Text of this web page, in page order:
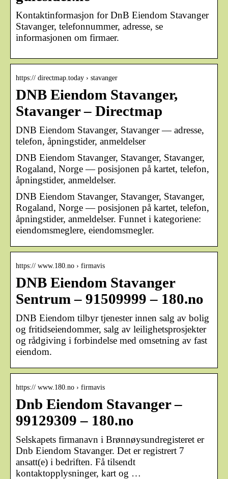
Kontaktinformasjon for DnB Eiendom Stavanger
Stavanger, telefonnummer, adresse, se
informasjonen om firmaer.
https:// directmap.today › stavanger
DNB Eiendom Stavanger,
Stavanger – Directmap
DNB Eiendom Stavanger, Stavanger — adresse,
telefon, åpningstider, anmeldelser
DNB Eiendom Stavanger, Stavanger, Stavanger,
Rogaland, Norge — posisjonen på kartet, telefon,
åpningstider, anmeldelser.
DNB Eiendom Stavanger, Stavanger, Stavanger,
Rogaland, Norge — posisjonen på kartet, telefon,
åpningstider, anmeldelser. Funnet i kategoriene:
eiendomsmeglere, eiendomsmegler.
https:// www.180.no › firmavis
DNB Eiendom Stavanger
Sentrum – 91509999 – 180.no
DNB Eiendom tilbyr tjenester innen salg av bolig
og fritidseiendommer, salg av leilighetsprosjekter
og rådgiving i forbindelse med omsetning av fast
eiendom.
https:// www.180.no › firmavis
Dnb Eiendom Stavanger –
99129309 – 180.no
Selskapets firmanavn i Brønnøysundregisteret er
Dnb Eiendom Stavanger. Det er registrert 7
ansatt(e) i bedriften. Få tilsendt
kontaktopplysninger, kart og …